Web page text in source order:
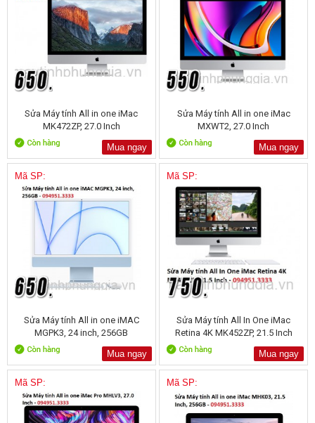
Sửa Máy tính All in one iMac
MK472ZP, 27.0 Inch
Mua ngay
Sửa Máy tính All in one iMac
MXWT2, 27.0 Inch
Mua ngay
Mã SP:
Sửa Máy tính All in one iMAC
MGPK3, 24 inch, 256GB
Mua ngay
Mã SP:
Sửa Máy tính All In One iMac
Retina 4K MK452ZP, 21.5 Inch
Mua ngay
Mã SP: Mã SP: